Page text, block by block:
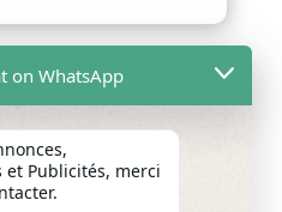
on WhatsApp
et Publicités, merci